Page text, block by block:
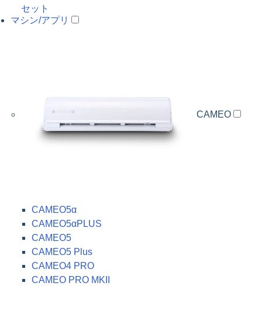
セット
マシン/アプリ
CAMEO
CAMEO5α
CAMEO5αPLUS
CAMEO5
CAMEO5 Plus
CAMEO4 PRO
CAMEO PRO MKII